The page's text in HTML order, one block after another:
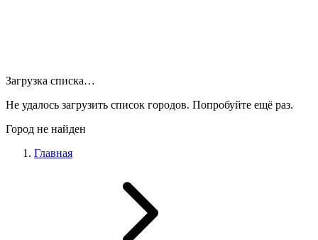
Загрузка списка…
Не удалось загрузить список городов. Попробуйте ещё раз.
Город не найден
Главная